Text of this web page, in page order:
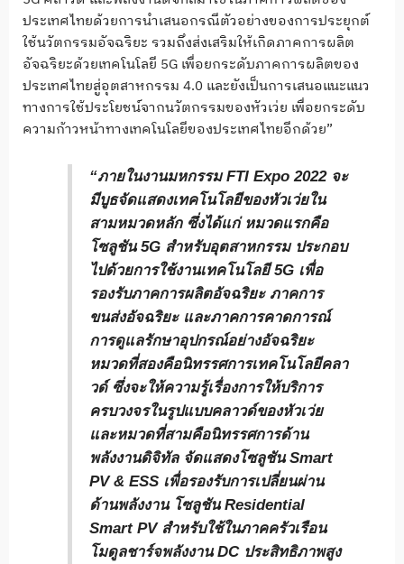
ประเทศไทยด้วยการนำเสนอกรณีตัวอย่างของการประยุกต์
ใช้นวัตกรรมอัจฉริยะ รวมถึงส่งเสริมให้เกิดภาคการผลิต
อัจฉริยะด้วยเทคโนโลยี 5G เพื่อยกระดับภาคการผลิตของ
ประเทศไทยสู่อุตสาหกรรม 4.0 และยังเป็นการเสนอแนะแนว
ทางการใช้ประโยชน์จากนวัตกรรมของหัวเว่ย เพื่อยกระดับ
ความก้าวหน้าทางเทคโนโลยีของประเทศไทยอีกด้วย”
“ภายในงานมหกรรม FTI Expo 2022 จะ
มีบูธจัดแสดงเทคโนโลยีของหัวเว่ยใน
สามหมวดหลัก ซึ่งได้แก่ หมวดแรกคือ
โซลูชัน 5G สำหรับอุตสาหกรรม ประกอบ
ไปด้วยการใช้งานเทคโนโลยี 5G เพื่อ
รองรับภาคการผลิตอัจฉริยะ ภาคการ
ขนส่งอัจฉริยะ และภาคการคาดการณ์
การดูแลรักษาอุปกรณ์อย่างอัจฉริยะ
หมวดที่สองคือนิทรรศการเทคโนโลยีคลา
วด์ ซึ่งจะให้ความรู้เรื่องการให้บริการ
ครบวงจรในรูปแบบคลาวด์ของหัวเว่ย
และหมวดที่สามคือนิทรรศการด้าน
พลังงานดิจิทัล จัดแสดงโซลูชัน Smart
PV & ESS เพื่อรองรับการเปลี่ยนผ่าน
ด้านพลังงาน โซลูชัน Residential
Smart PV สำหรับใช้ในภาคครัวเรือน
โมดูลชาร์จพลังงาน DC ประสิทธิภาพสูง